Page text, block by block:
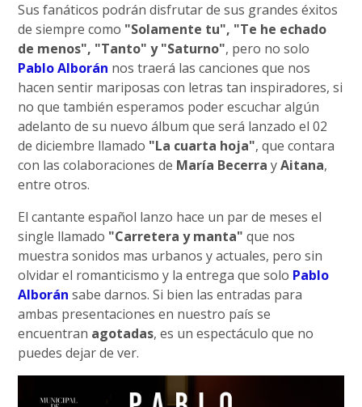
Sus fanáticos podrán disfrutar de sus grandes éxitos
de siempre como "Solamente tu", "Te he echado
de menos", "Tanto" y "Saturno", pero no solo
Pablo Alborán nos traerá las canciones que nos
hacen sentir mariposas con letras tan inspiradores, si
no que también esperamos poder escuchar algún
adelanto de su nuevo álbum que será lanzado el 02
de diciembre llamado "La cuarta hoja", que contara
con las colaboraciones de María Becerra yAitana,
entre otros.
El cantante español lanzo hace un par de meses el
single llamado "Carretera y manta" que nos
muestra sonidos mas urbanos y actuales, pero sin
olvidar el romanticismo y la entrega que solo Pablo
Alborán sabe darnos. Si bien las entradas para
ambas presentaciones en nuestro país se
encuentran agotadas, es un espectáculo que no
puedes dejar de ver.